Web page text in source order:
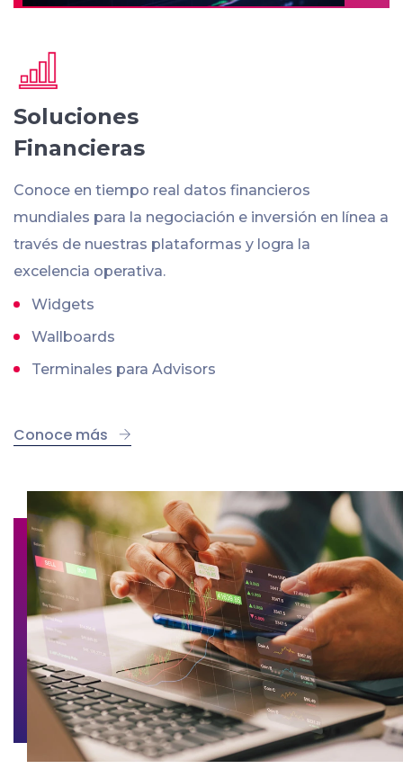
Soluciones
Financieras
Conoce en tiempo real datos financieros
mundiales para la negociación e inversión en línea a
través de nuestras plataformas y logra la
excelencia operativa.
Widgets
Wallboards
Terminales para Advisors
Conoce más